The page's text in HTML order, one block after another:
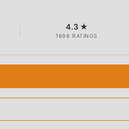
4.3 ★
1698 RATINGS